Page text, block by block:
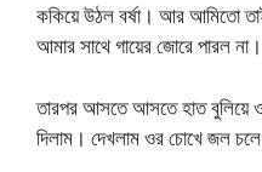
ককিয়ে উঠল বর্ষা। আর আমিতো
আমার সাথে গায়ের জোরে পারল
তারপর আসতে আসতে হাত বুলিয়ে
দিলাম। দেখলাম ওর চোখে জল